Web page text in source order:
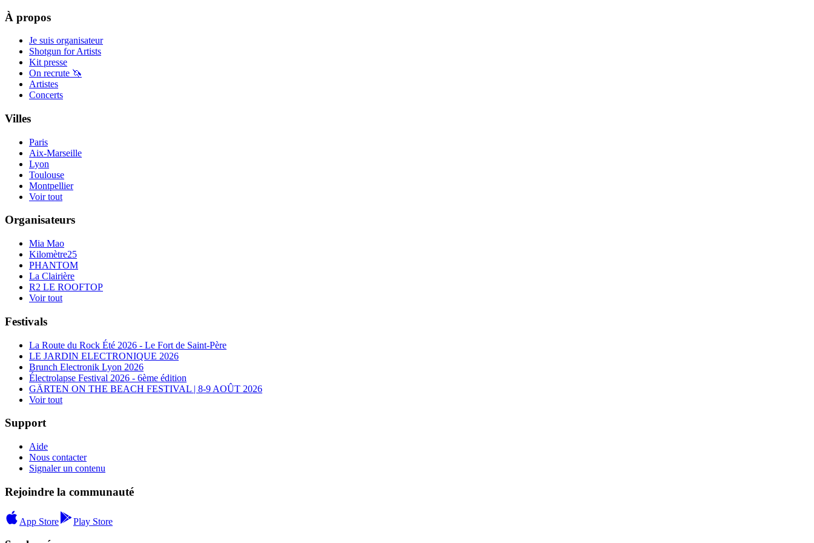
À propos
Je suis organisateur
Shotgun for Artists
Kit presse
On recrute 🦄
Artistes
Concerts
Villes
Paris
Aix-Marseille
Lyon
Toulouse
Montpellier
Voir tout
Organisateurs
Mia Mao
Kilomètre25
PHANTOM
La Clairière
R2 LE ROOFTOP
Voir tout
Festivals
La Route du Rock Été 2026 - Le Fort de Saint-Père
LE JARDIN ELECTRONIQUE 2026
Brunch Electronik Lyon 2026
Électrolapse Festival 2026 - 6ème édition
GÄRTEN ON THE BEACH FESTIVAL | 8-9 AOÛT 2026
Voir tout
Support
Aide
Nous contacter
Signaler un contenu
Rejoindre la communauté
App Store Play Store